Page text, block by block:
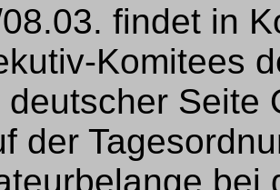
findet in
Komitees
Seite
der
bei